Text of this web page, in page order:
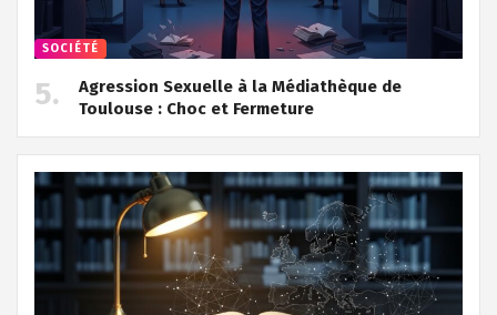
SOCIÉTÉ
Agression Sexuelle à la Médiathèque de
Toulouse : Choc et Fermeture